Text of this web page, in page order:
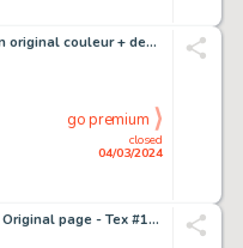
Gigi, Robert - 1 Dessin original couleur + dessin original préparatoire - Formule 1 - 1971
closed
04/03/2024
go premium
Letteri, Guglielmo - 2 Original page - Tex #133 - "Conestoga!" - 1971